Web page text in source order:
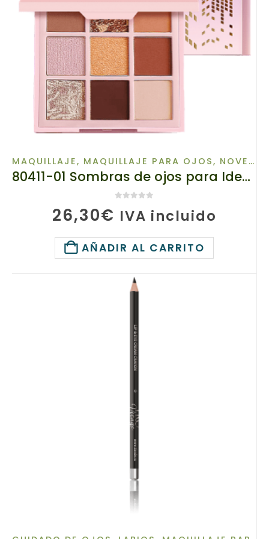
MAQUILLAJE, MAQUILLAJE PARA OJOS, NOVEDADES
80411-01 Sombras de ojos para Ideas de maquillaje, TianDe 80411, Maquillaje moderno, Peso: 9 g
26,30€ IVA incluido
AÑADIR AL CARRITO